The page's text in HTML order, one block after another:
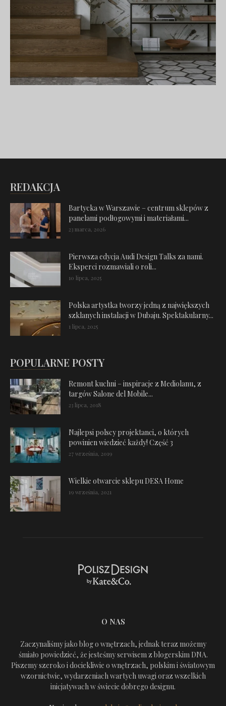
REDAKCJA
Bartycka w Warszawie – centrum sklepów z
panelami podłogowymi i materiałami...
23 marca, 2026
Pierwsza edycja Audi Design Talks za nami.
Eksperci rozmawiali o roli...
10 lipca, 2025
Polska artystka tworzy jedną z największych
szklanych instalacji w Dubaju. Spektakularny...
1 lipca, 2025
POPULARNE POSTY
Remont kuchni – inspiracje z Mediolanu, z
targów Salone del Mobile...
23 lipca, 2018
Najlepsi polscy projektanci, o których
powinien wiedzieć każdy! Część 3
27 września, 2019
Wielkie otwarcie sklepu DESA Home
19 września, 2021
O NAS
Zaczynaliśmy jako blog o wnętrzach, jednak teraz możemy
śmiało powiedzieć, że jesteśmy serwisem z blogerskim DNA.
Piszemy szeroko i dociekliwie o wnętrzach, polskim i światowym
wzornictwie, wydarzeniach wartych uwagi oraz wszelkich
inicjatywach w świecie dobrego designu.